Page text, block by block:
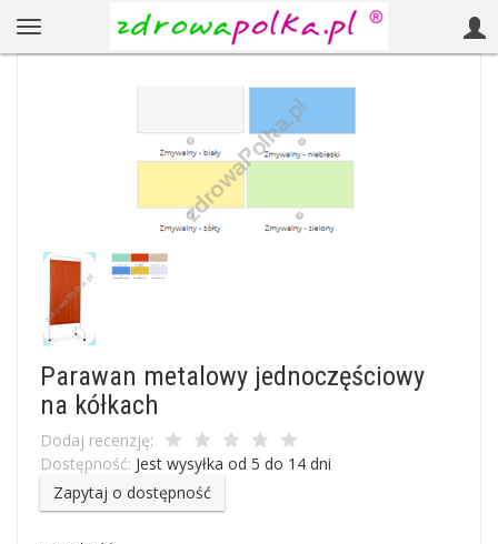
Parawan metalowy jednoczęściowy
na kółkach
Dodaj recenzję:
Dostępność: Jest wysyłka od 5 do 14 dni
Zapytaj o dostępność